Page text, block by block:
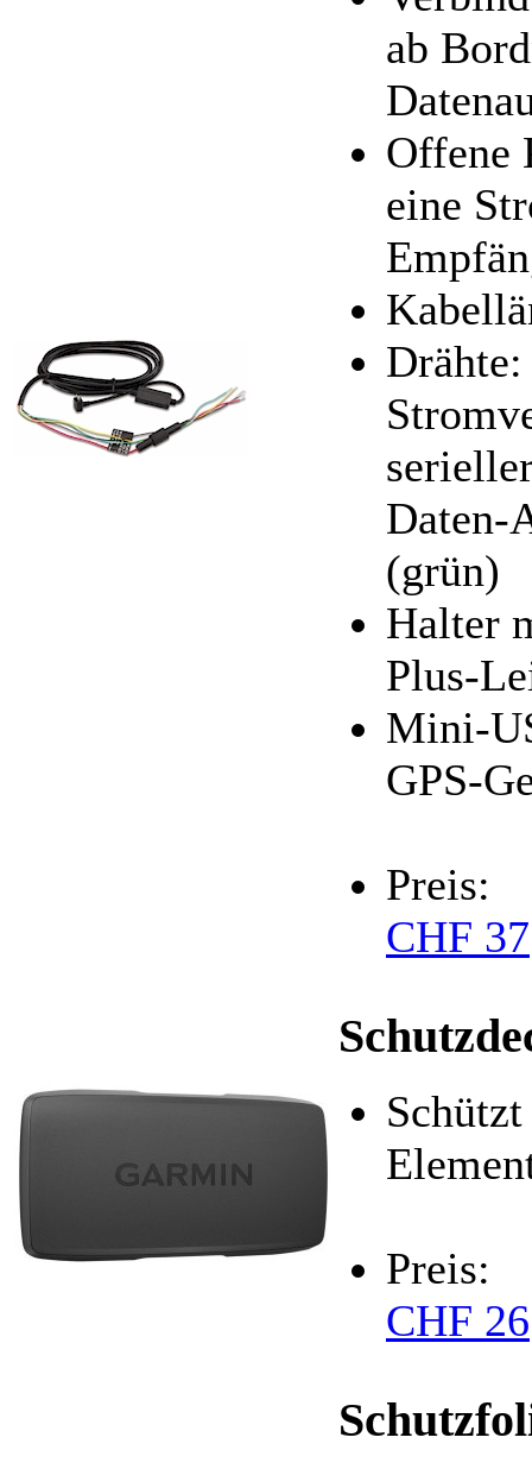
ab
Offene
eine
Daten-
(grün)
Halter
Plus-
Mini-
GPS-
Preis:
CHF 37
Preis:
CHF 26